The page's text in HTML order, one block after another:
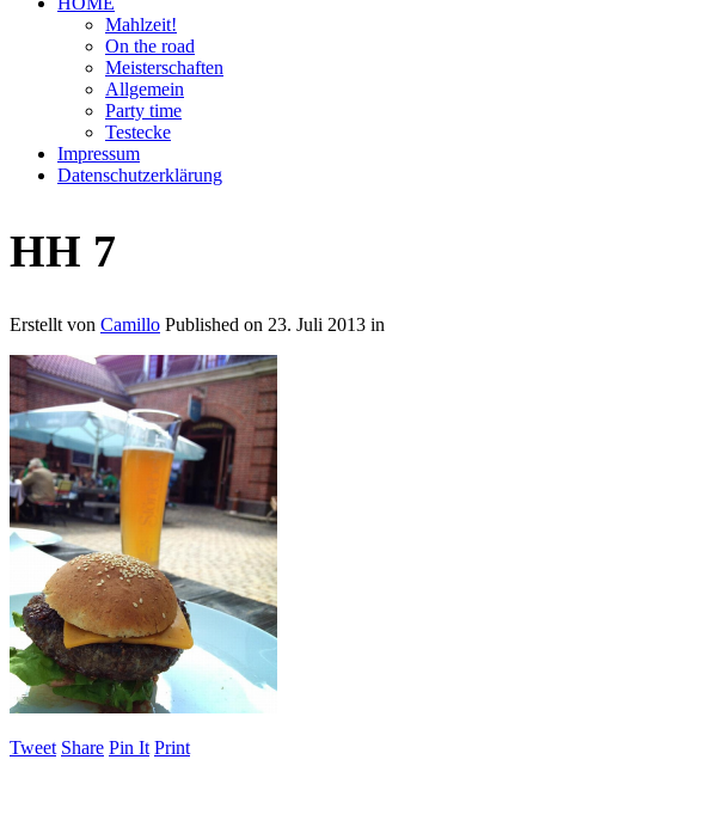
Mahlzeit!
On the road
Meisterschaften
Allgemein
Party time
Testecke
Impressum
Datenschutzerklärung
HH 7
Erstellt von Camillo Published on 23. Juli 2013 in
Tweet Share Pin It Print